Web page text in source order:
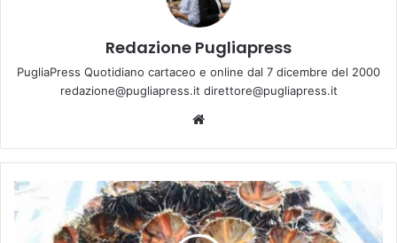
Redazione Pugliapress
PugliaPress Quotidiano cartaceo e online dal 7 dicembre del 2000
redazione@pugliapress.it direttore@pugliapress.it
Fermo
pesca